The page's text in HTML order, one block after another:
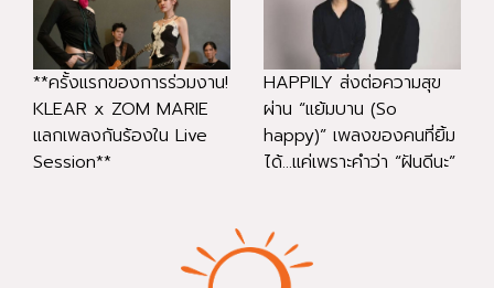
**ครั้งแรกของการร่วมงาน!
KLEAR x ZOM MARIE
แลกเพลงกันร้องใน Live
Session**
HAPPILY ส่งต่อความสุข
ผ่าน “แย้มบาน (So
happy)” เพลงของคนที่ยิ้ม
ได้...แค่เพราะคำว่า “ฝันดีนะ”